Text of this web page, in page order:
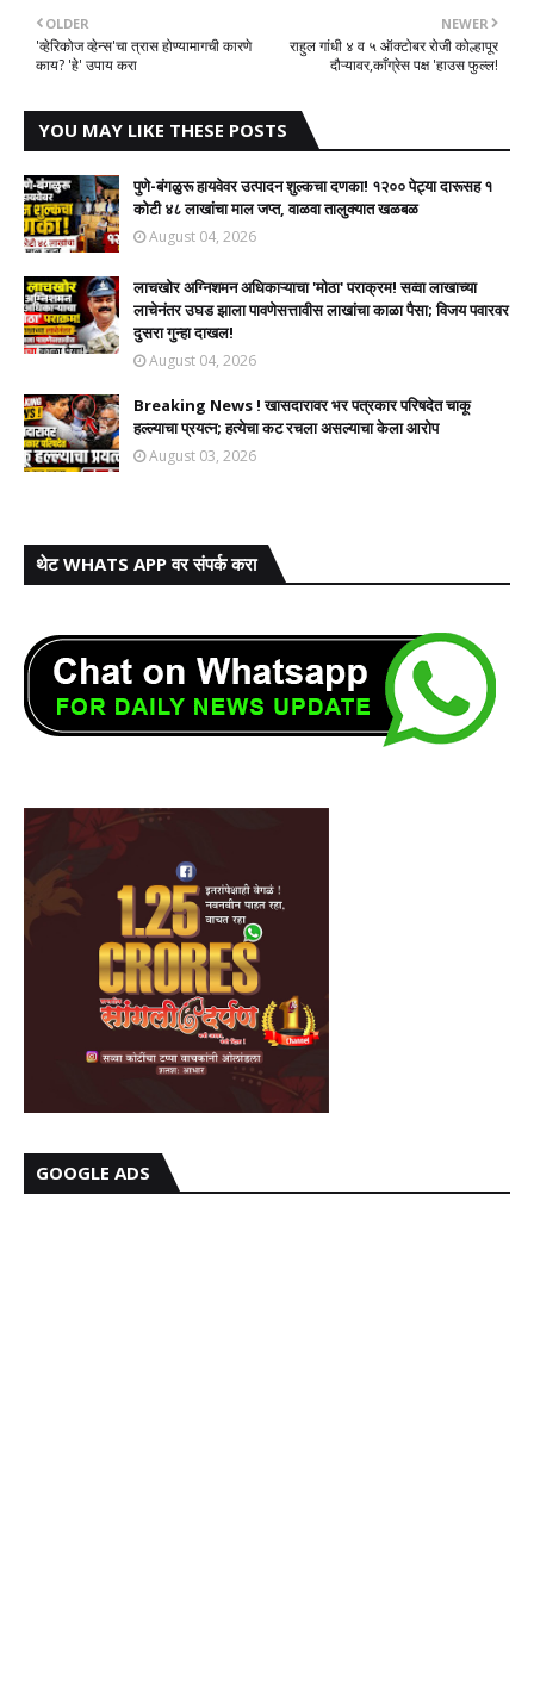
NEWER
राहुल गांधी ४ व ५ ऑक्टोबर रोजी कोल्हापूर
दौऱ्यावर,काँग्रेस पक्ष 'हाउस फुल्ल!
OLDER
'व्हेरिकोज व्हेन्स'चा त्रास होण्यामागची कारणे
काय? 'हे' उपाय करा
YOU MAY LIKE THESE POSTS
पुणे-बंगळुरू हायवेवर उत्पादन शुल्कचा दणका! १२०० पेट्या दारूसह १
कोटी ४८ लाखांचा माल जप्त, वाळवा तालुक्यात खळबळ
August 04, 2026
लाचखोर अग्निशमन अधिकाऱ्याचा 'मोठा' पराक्रम! सव्वा लाखाच्या
लाचेनंतर उघड झाला पावणेसत्तावीस लाखांचा काळा पैसा; विजय पवारवर
दुसरा गुन्हा दाखल!​
August 04, 2026
Breaking News ! खासदारावर भर पत्रकार परिषदेत चाकू
हल्ल्याचा प्रयत्न; हत्येचा कट रचला असल्याचा केला आरोप
August 03, 2026
थेट WHATS APP वर संपर्क करा
GOOGLE ADS